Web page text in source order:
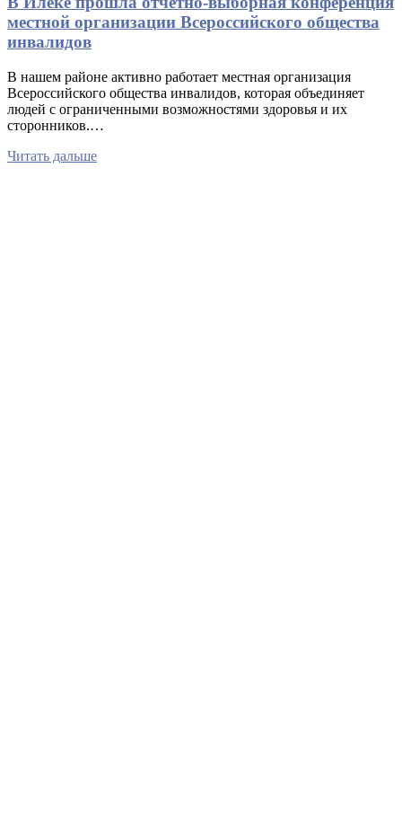
местной организации Всероссийского общества
инвалидов
В нашем районе активно работает местная организация
Всероссийского общества инвалидов, которая объединяет
людей с ограниченными возможностями здоровья и их
сторонников.…
Читать дальше